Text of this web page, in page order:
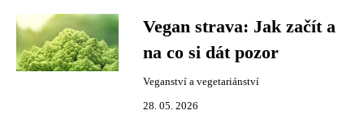
Vegan strava: Jak začít a
na co si dát pozor
Veganství a vegetariánství
28. 05. 2026